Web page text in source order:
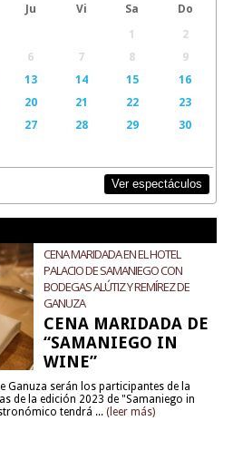
Ju Vi Sa
Do
1
2
6 7 8
9
13 14 15
16
20 21 22
23
27 28 29
30
Ver espectáculos
CENA MARIDADA EN EL HOTEL
PALACIO DE SAMANIEGO CON
BODEGAS ALÚTIZ Y REMÍREZ DE
GANUZA
CENA MARIDADA DE
“SAMANIEGO IN
WINE”
Ganuza serán los participantes de la
de la edición 2023 de "Samaniego in
tendrá ... (leer más)